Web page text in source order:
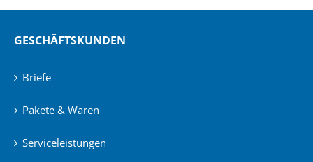
GESCHÄFTSKUNDEN
Briefe
Pakete & Waren
Serviceleistungen